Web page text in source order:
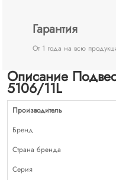
Гарантия
От 1 года на всю
Описание
5106/11L
Производитель
Бренд
Страна бренда
Серия